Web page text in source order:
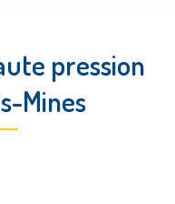
pression
Mines